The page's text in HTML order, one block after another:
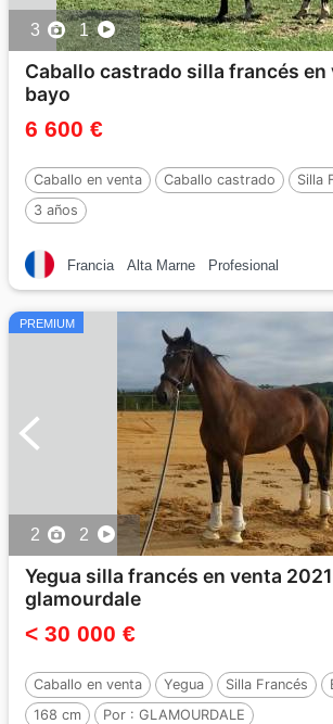
3 1
Caballo castrado silla francés
bayo
6 600 €
Caballo en venta Caballo castrado Silla
3 años
Francia Alta Marne Profesional
PREMIUM
2 2
Yegua silla francés en venta
glamourdale
< 30 000 €
Caballo en venta Yegua Silla Francés
168 cm
Por : GLAMOURDALE